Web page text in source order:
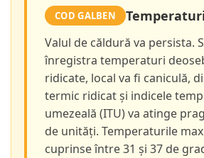
COD GALBEN
Valul de căldură va persista.
înregistra temperaturi
ridicate, local va fi caniculă,
termic ridicat și indicele
umezeală (ITU) va atinge
de unități. Temperaturile
cuprinse între 31 și 37 de